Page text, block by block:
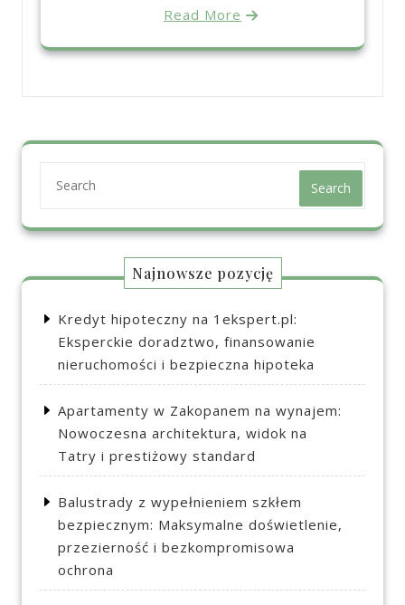
Read More
Search
Najnowsze pozycję
Kredyt hipoteczny na 1ekspert.pl:
Eksperckie doradztwo, finansowanie
nieruchomości i bezpieczna hipoteka
Apartamenty w Zakopanem na wynajem:
Nowoczesna architektura, widok na
Tatry i prestiżowy standard
Balustrady z wypełnieniem szkłem
bezpiecznym: Maksymalne doświetlenie,
przezierność i bezkompromisowa
ochrona